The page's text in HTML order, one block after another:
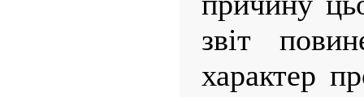
звіт
характер